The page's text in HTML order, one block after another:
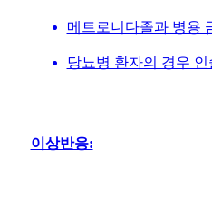
메트로니다졸과 병용
당뇨병 환자의 경우
이상반응: